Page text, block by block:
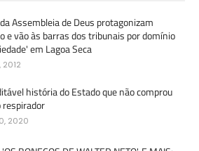
Assembleia de Deus protagonizam
e vão às barras dos tribunais por domínio
em Lagoa Seca
2012
história do Estado que não comprou
respirador
2020